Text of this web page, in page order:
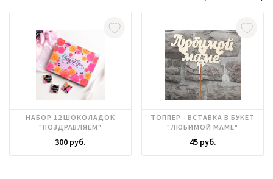
НАБОР 12 ШОКОЛАДОК
"ПОЗДРАВЛЯЕМ"
300 руб.
ТОППЕР - ВСТАВКА В БУКЕТ
"ЛЮБИМОЙ МАМЕ"
45 руб.